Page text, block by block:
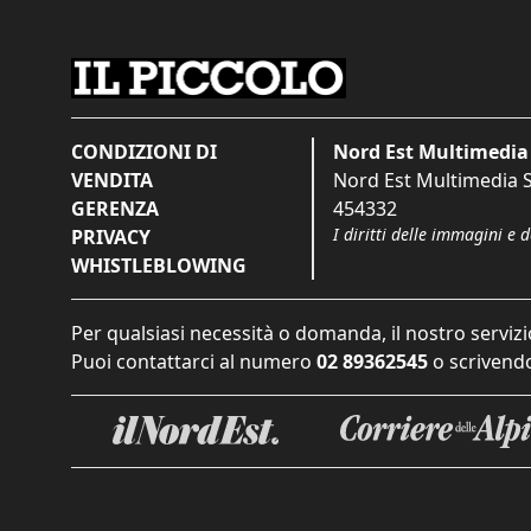
CONDIZIONI DI
VENDITA
GERENZA
PRIVACY
WHISTLEBLOWING
Nord Est Multimedia
Nord Est Multimedia
454332
I diritti delle immagini e
Per qualsiasi necessità o domanda, il nostro
Puoi contattarci al numero 02 89362545 o